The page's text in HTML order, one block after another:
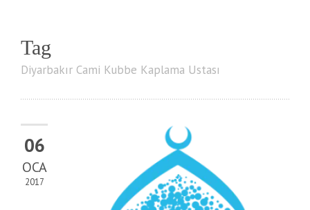
Tag
Diyarbakır Cami Kubbe Kaplama Ustası
06
OCA
2017